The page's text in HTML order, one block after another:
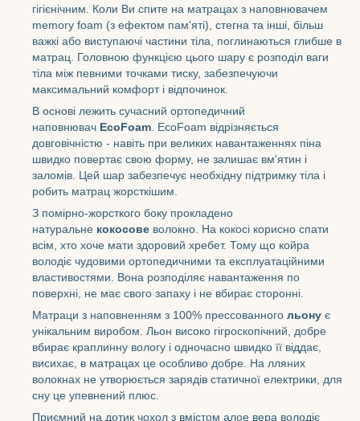
гігієнічним. Коли Ви спите на матрацах з наповнювачем
memory foam (з ефектом пам'яті), стегна та інші, більш
важкі або виступаючі частини тіла, поглинаються глибше в
матрац. Головною функцією цього шару є розподіл ваги
тіла між певними точками тиску, забезпечуючи
максимальний комфорт і відпочинок.
В основі лежить сучасний ортопедичний
наповнювач EcoFoam . EcoFoam відрізняється
довговічністю - навіть при великих навантаженнях піна
швидко повертає свою форму, не залишає вм'ятин і
заломів. Цей шар забезпечує необхідну підтримку тіла і
робить матрац жорсткішим.
З помірно-жорсткого боку прокладено
натуральне кокосове волокно. На кокосі корисно спати
всім, хто хоче мати здоровий хребет. Тому що койра
володіє чудовими ортопедичними та експлуатаційними
властивостями. Вона розподіляє навантаження по
поверхні, не має свого запаху і не вбирає сторонні.
Матраци з наповненням з 100% преcсованного льону є
унікальним виробом. Льон високо гігроскопічний, добре
вбирає краплинну вологу і одночасно швидко її віддає,
висихає, в матрацах це особливо добре. На лляних
волокнах не утворюється зарядів статичної електрики, для
сну це упевнений плюс.
Приємний на дотик чохол з вмістом алое вера володіє